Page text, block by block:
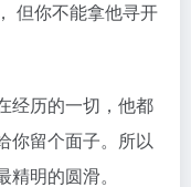
但你不能拿他寻开
经历的一切，他都
你留个面子。所以
精明的圆滑。